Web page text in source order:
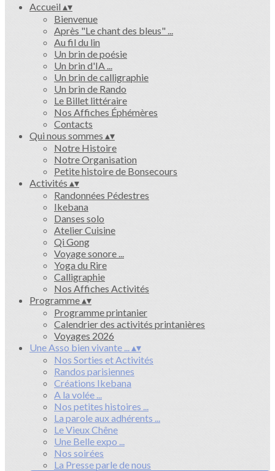
Accueil▴▾
Bienvenue
Après "Le chant des bleus" ...
Au fil du lin
Un brin de poésie
Un brin d'IA ...
Un brin de calligraphie
Un brin de Rando
Le Billet littéraire
Nos Affiches Éphémères
Contacts
Qui nous sommes ▴▾
Notre Histoire
Notre Organisation
Petite histoire de Bonsecours
Activités ▴▾
Randonnées Pédestres
Ikebana
Danses solo
Atelier Cuisine
Qi Gong
Voyage sonore ...
Yoga du Rire
Calligraphie
Nos Affiches Activités
Programme▴▾
Programme printanier
Calendrier des activités printanières
Voyages 2026
Une Asso bien vivante ...▴▾
Nos Sorties et Activités
Randos parisiennes
Créations Ikebana
A la volée ...
Nos petites histoires ...
La parole aux adhérents ...
Le Vieux Chêne
Une Belle expo ...
Nos soirées
La Presse parle de nous